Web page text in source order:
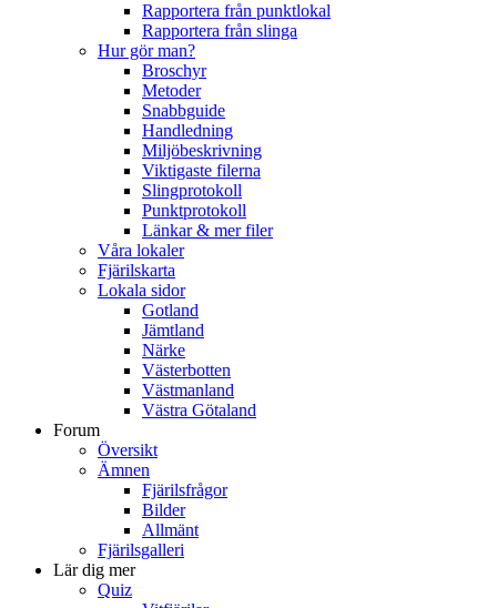
Rapportera från punktlokal
Rapportera från slinga
Hur gör man?
Broschyr
Metoder
Snabbguide
Handledning
Miljöbeskrivning
Viktigaste filerna
Slingprotokoll
Punktprotokoll
Länkar & mer filer
Våra lokaler
Fjärilskarta
Lokala sidor
Gotland
Jämtland
Närke
Västerbotten
Västmanland
Västra Götaland
Forum
Översikt
Ämnen
Fjärilsfrågor
Bilder
Allmänt
Fjärilsgalleri
Lär dig mer
Quiz